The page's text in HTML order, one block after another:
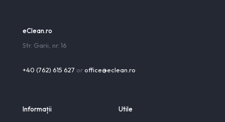
eClean.ro
Str. Garii, nr. 16
+40 (762) 615 627 oroffice@eclean.ro
Informații Utile